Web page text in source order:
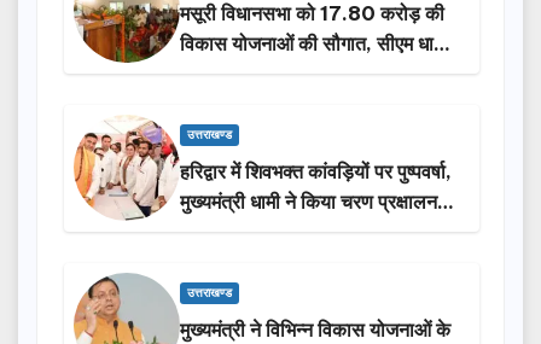
मसूरी विधानसभा को 17.80 करोड़ की
विकास योजनाओं की सौगात, सीएम धामी
ने किया लोकार्पण-शिलान्यास.
उत्तराखण्ड
हरिद्वार में शिवभक्त कांवड़ियों पर पुष्पवर्षा,
मुख्यमंत्री धामी ने किया चरण प्रक्षालन…
उत्तराखण्ड
मुख्यमंत्री ने विभिन्न विकास योजनाओं के